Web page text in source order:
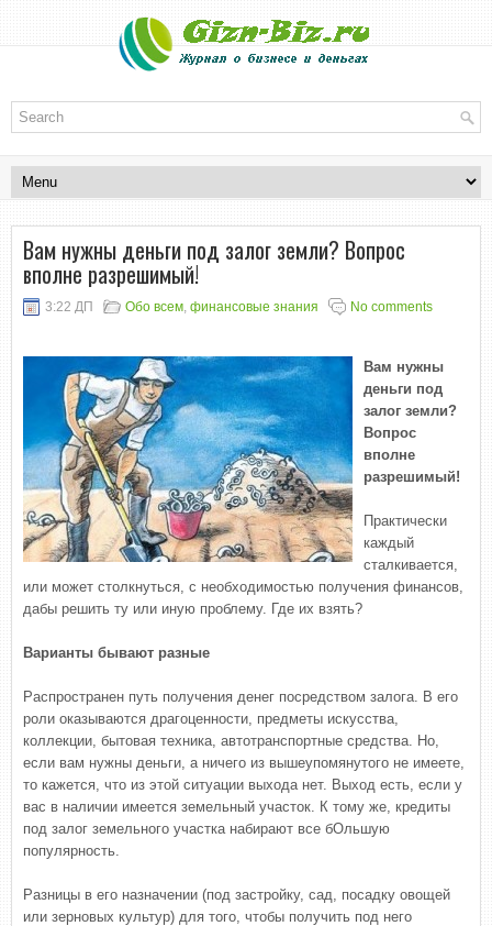
Вам нужны деньги под залог земли? Вопрос
вполне разрешимый!
3:22 ДП Обо всем, финансовые знания No comments
Вам нужны
деньги под
залог земли?
Вопрос
вполне
разрешимый!
Практически
каждый
сталкивается,
или может столкнуться, с необходимостью получения финансов,
дабы решить ту или иную проблему. Где их взять?
Варианты бывают разные
Распространен путь получения денег посредством залога. В его
роли оказываются драгоценности, предметы искусства,
коллекции, бытовая техника, автотранспортные средства. Но,
если вам нужны деньги, а ничего из вышеупомянутого не имеете,
то кажется, что из этой ситуации выхода нет. Выход есть, если у
вас в наличии имеется земельный участок. К тому же, кредиты
под залог земельного участка набирают все бОльшую
популярность.
Разницы в его назначении (под застройку, сад, посадку овощей
или зерновых культур) для того, чтобы получить под него